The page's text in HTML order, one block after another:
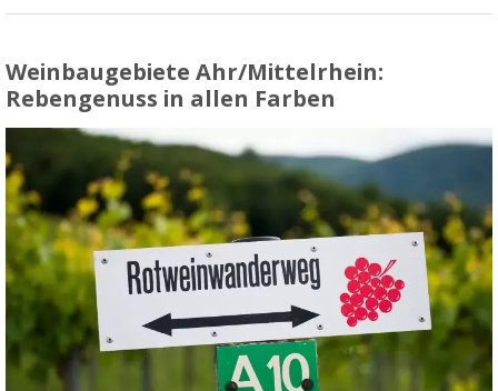
Weinbaugebiete Ahr/Mittelrhein:
Rebengenuss in allen Farben